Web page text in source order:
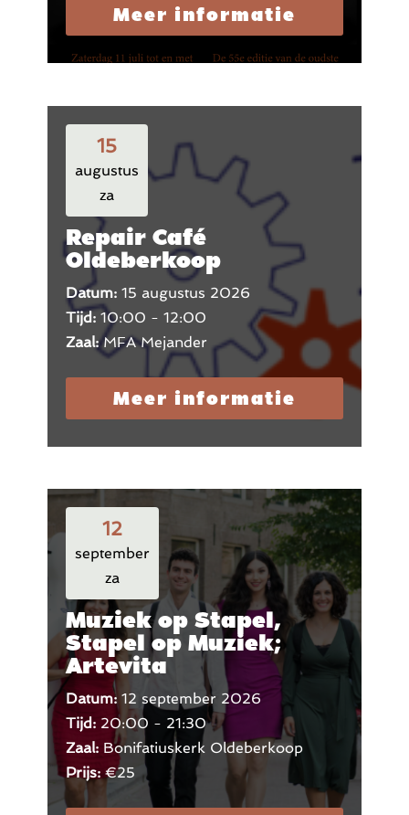
Meer informatie
15
augustus
za
Repair Café
Oldeberkoop
Datum: 15 augustus 2026
Tijd: 10:00 - 12:00
Zaal:MFA Mejander
Meer informatie
12
september
za
Muziek op Stapel,
Stapel op Muziek;
Artevita
Datum: 12 september 2026
Tijd: 20:00 - 21:30
Zaal: Bonifatiuskerk Oldeberkoop
Prijs: €25